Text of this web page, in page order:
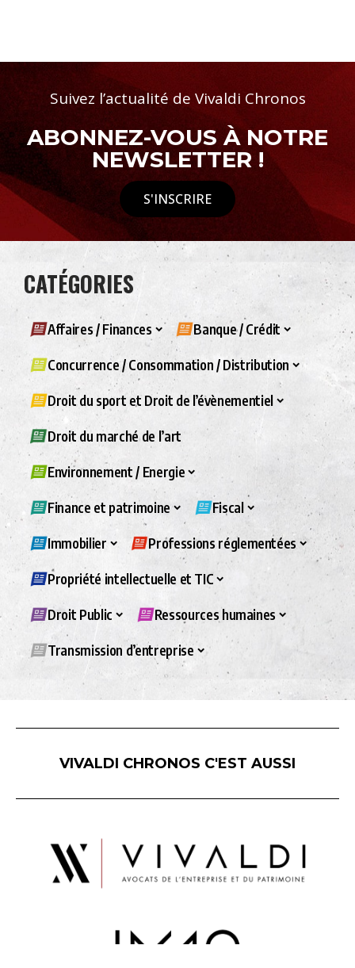
Suivez l’actualité de Vivaldi Chronos
ABONNEZ-VOUS À NOTRE
NEWSLETTER !
S'INSCRIRE
CATÉGORIES
Affaires / Finances Banque / Crédit
Concurrence / Consommation / Distribution
Droit du sport et Droit de l’évènementiel
Droit du marché de l’art
Environnement / Energie
Finance et patrimoine Fiscal
Immobilier Professions réglementées
Propriété intellectuelle et TIC
Droit Public Ressources humaines
Transmission d’entreprise
VIVALDI CHRONOS C'EST AUSSI